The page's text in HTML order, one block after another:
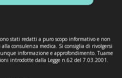
stati redatti a puro scopo informativo e non
consulenza medica. Si consiglia di rivolgersi
informazione e approfondimento. Tuame
introdotte dalla Legge n.62 del 7.03.2001.